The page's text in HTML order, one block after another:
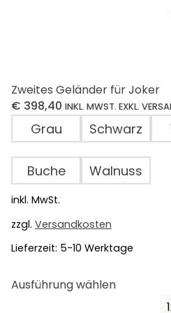
Zweites Geländer für Joker
€ 398,40 INKL. MWST. EXKL.
Grau Schwarz
Buche Walnuss
inkl. MwSt.
zzgl. Versandkosten
Lieferzeit: 5-10 Werktage
Ausführung wählenProdukt